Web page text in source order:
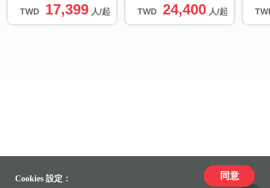
TWD 17,399 人/起 TWD 24,400 人/起
Cookies 設定： 同意